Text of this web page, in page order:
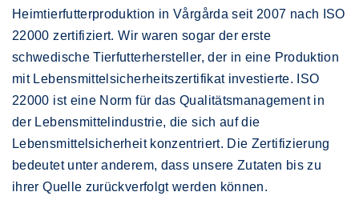
Heimtierfutterproduktion in Vårgårda seit 2007 nach ISO
22000 zertifiziert. Wir waren sogar der erste
schwedische Tierfutterhersteller, der in eine Produktion
mit Lebensmittelsicherheitszertifikat investierte. ISO
22000 ist eine Norm für das Qualitätsmanagement in
der Lebensmittelindustrie, die sich auf die
Lebensmittelsicherheit konzentriert. Die Zertifizierung
bedeutet unter anderem, dass unsere Zutaten bis zu
ihrer Quelle zurückverfolgt werden können.